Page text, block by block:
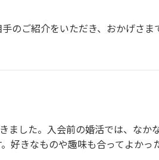
のご紹介をいただき、おかげさ
ました。入会前の婚活では、なか
好きなものや趣味も合ってよか